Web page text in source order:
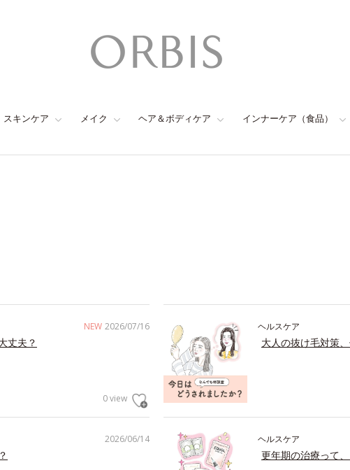
スキンケア メイク ヘア＆ボディケア インナーケア（食品）
NEW 2026/07/16
丈夫？
0 view
ヘルスケア
大人の抜け毛対策
2026/06/14 ヘルスケア
更年期の治療って